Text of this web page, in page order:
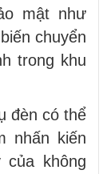
mật như
chuyển
trong khu
đèn có thể
nhấn kiến
không